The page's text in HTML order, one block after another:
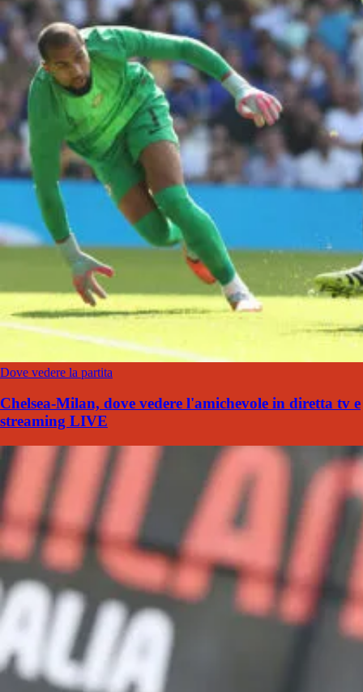
Dove vedere la partita
Chelsea-Milan, dove vedere l'amichevole in diretta tv e
streaming LIVE